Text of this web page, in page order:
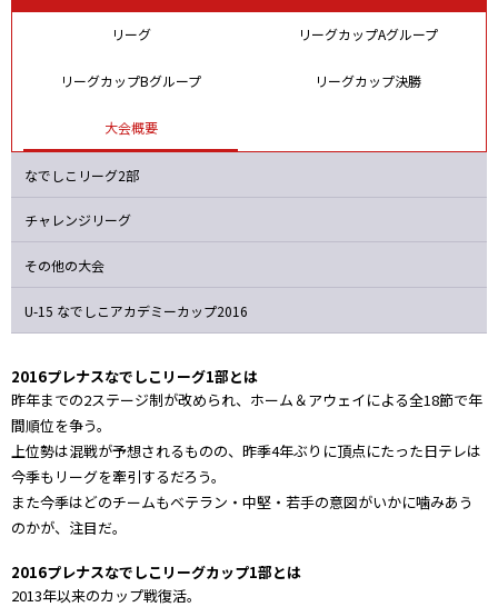
リーグ リーグカップAグループ
リーグカップBグループ リーグカップ決勝
大会概要
なでしこリーグ2部
チャレンジリーグ
その他の大会
U-15 なでしこアカデミーカップ2016
2016プレナスなでしこリーグ1部とは
昨年までの2ステージ制が改められ、ホーム＆アウェイによる全18節で年
間順位を争う。
上位勢は混戦が予想されるものの、昨季4年ぶりに頂点にたった日テレは
今季もリーグを牽引するだろう。
また今季はどのチームもベテラン・中堅・若手の意図がいかに噛みあう
のかが、注目だ。
2016プレナスなでしこリーグカップ1部とは
2013年以来のカップ戦復活。